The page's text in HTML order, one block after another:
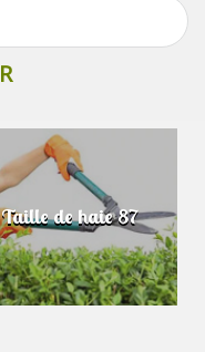
Taille de haie 87